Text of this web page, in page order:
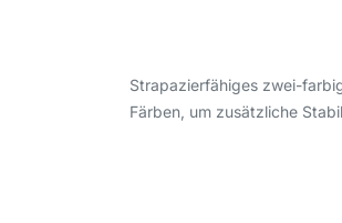
Strapazierfähiges zwei-
Färben, um zusätzliche